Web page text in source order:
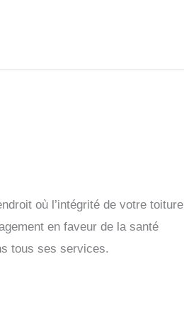
où l’intégrité de votre toiture
en faveur de la santé
tous ses services.